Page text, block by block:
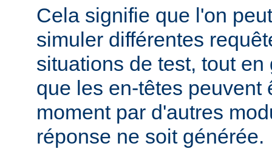
Cela signifie que l'on
simuler différentes
situations de test, tout
que les en-têtes peuvent
moment par d'autres
réponse ne soit générée.